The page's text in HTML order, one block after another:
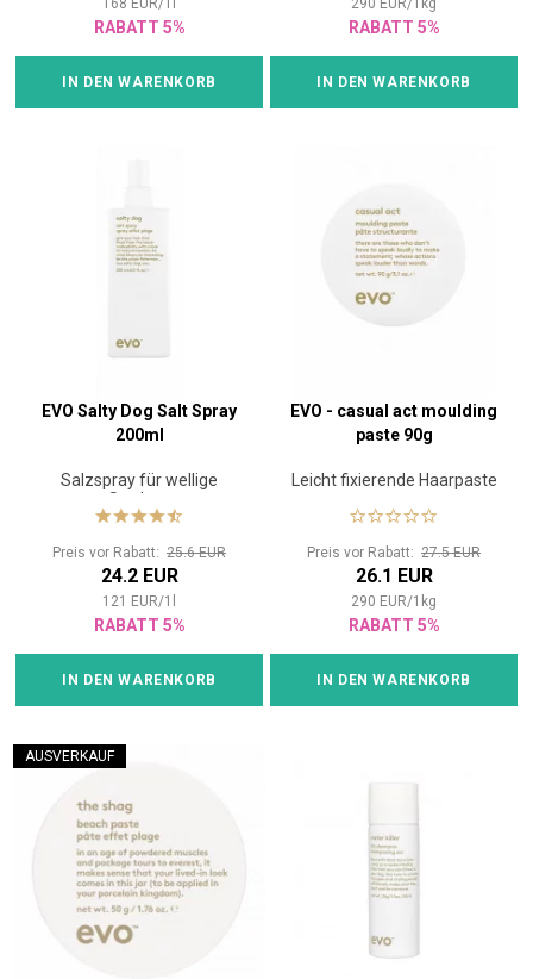
168 EUR/
RABATT 5%
IN DEN WARENKORB
290 EUR/ kg
RABATT 5%
IN DEN WARENKORB
EVO Salty Dog Salt Spray
200ml
Salzspray für wellige
Struktur
Preis vor Rabatt: 25.6 EUR
24.2 EUR
121 EUR/1
RABATT 5%
IN DEN WARENKORB
EVO - casual act moulding
paste 90g
Leicht fixierende Haarpaste
Preis vor Rabatt: 27.5 EUR
26.1 EUR
290 EUR/1 kg
RABATT 5%
IN DEN WARENKORB
AUSVERKAUF